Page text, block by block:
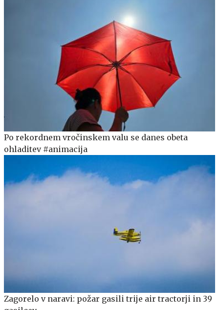
Po rekordnem vročinskem valu se danes obeta
ohladitev #animacija
Zagorelo v naravi: požar gasili trije air tractorji in 39